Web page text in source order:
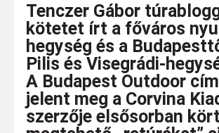
Tenczer Gábor
kötetet írt a főváros
hegység és a
Pilis és Visegrádi-
A Budapest Outdoor
jelent meg a Corvina
szerzője elsősorban